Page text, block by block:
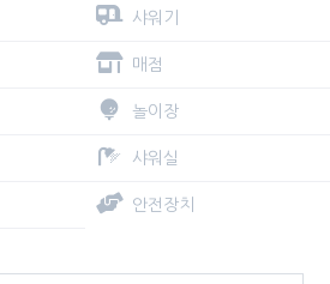
샤워기
매점
놀이장
샤워실
안전장치